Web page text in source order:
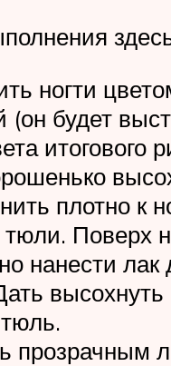
ногти
(он будет
итогового
плотно к
тюли. Поверх
нанести лак
прозрачным